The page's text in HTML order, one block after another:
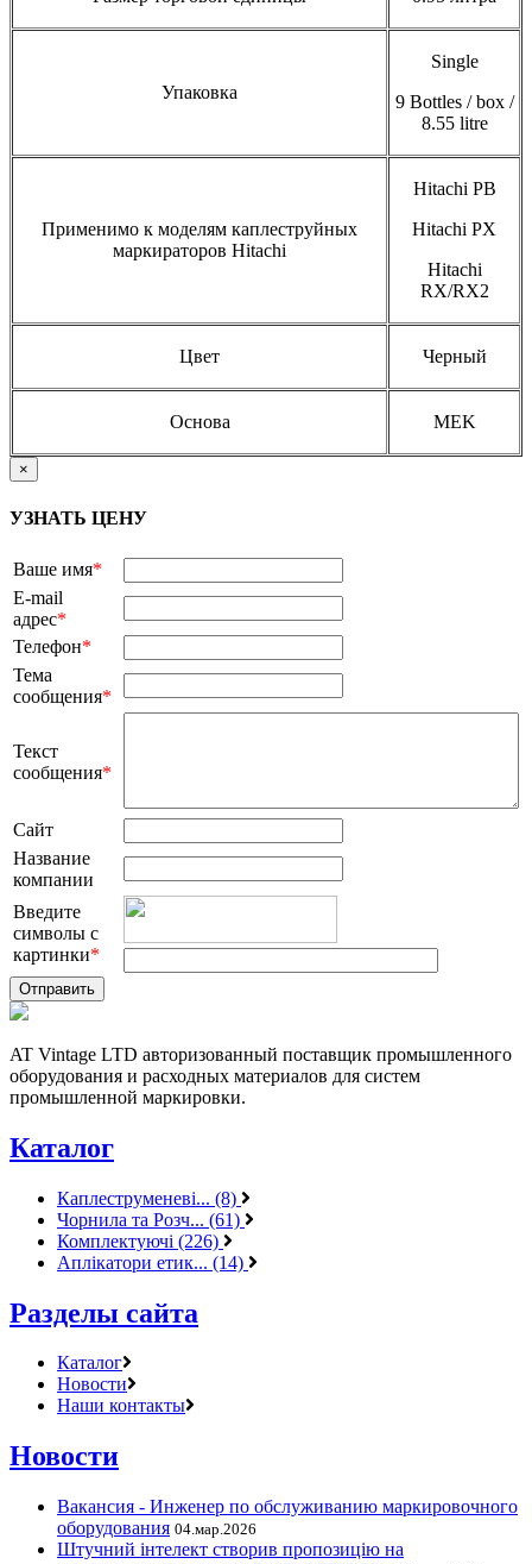
Упаковка
Single
9 Bottles / box /
8.55 litre
Применимо к моделям каплеструйных
маркираторов Hitachi
Hitachi PB
Hitachi PX
Hitachi
RX/RX2
Цвет Черный
Основа MEK
×
УЗНАТЬ ЦЕНУ
Ваше имя*
E-mail
адрес*
Телефон*
Тема
сообщения*
Текст
сообщения*
Сайт
Название
компании
Введите
символы с
картинки*
AT Vintage LTD авторизованный поставщик промышленного
оборудования и расходных материалов для систем
промышленной маркировки.
Каталог
Каплеструменеві... (8)
Чорнила та Розч... (61)
Комплектуючі (226)
Аплікатори етик... (14)
Разделы сайта
Каталог
Новости
Наши контакты
Новости
Вакансия - Инженер по обслуживанию маркировочного
оборудования 04.мар.2026
Штучний інтелект створив пропозицію на